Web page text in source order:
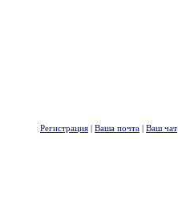
Регистрация | Ваша почта | Ваш чат